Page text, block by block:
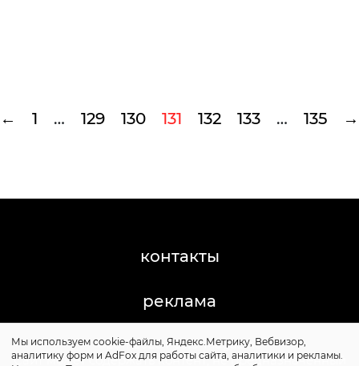
← 1 … 129 130 131 132 133 … 135 →
контакты
реклама
©2011-2026 Posta-Magazine
Сайт может содержать контент, не предназначенный
Мы используем cookie-файлы, Яндекс.Метрику, Вебвизор,
аналитику форм и AdFox для работы сайта, аналитики и рекламы.